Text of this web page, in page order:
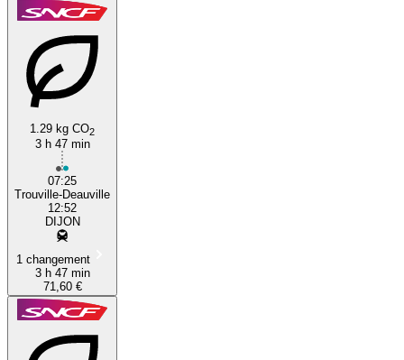
1.29 kg CO2
3 h 47 min
07:25
Trouville-Deauville
12:52
DIJON
1 changement
3 h 47 min
71,60 €